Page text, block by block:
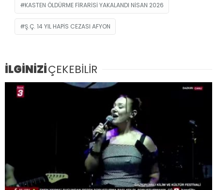
KASTEN ÖLDÜRME FIRARISI YAKALANDI NISAN 2026
Ş.Ç. 14 YIL HAPIS CEZASI AFYON
İLGİNİZİÇEKEBİLİR